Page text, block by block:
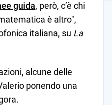
guida, però, c’è chi
è altro",
italiana, su La
alcune delle
ponendo una